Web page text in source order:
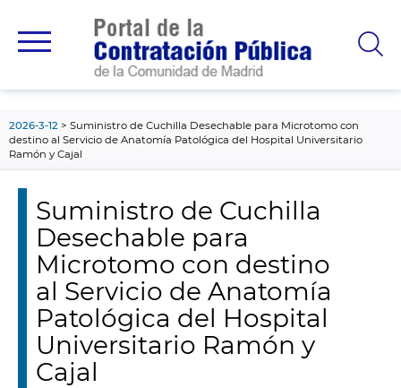
principal
2026-3-12
Suministro de Cuchilla Desechable para Microtomo con
destino al Servicio de Anatomía Patológica del Hospital Universitario
Ramón y Cajal
Suministro de Cuchilla
Desechable para
Microtomo con destino
al Servicio de Anatomía
Patológica del Hospital
Universitario Ramón y
Cajal